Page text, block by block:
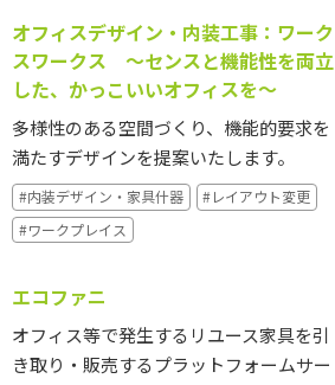
オフィスデザイン・内装工事：ワーク
スワークス 〜センスと機能性を両立
した、かっこいいオフィスを〜
多様性のある空間づくり、機能的要求を
満たすデザインを提案いたします。
#内装デザイン・家具什器
#レイアウト変更
#ワークプレイス
エコファニ
オフィス等で発生するリユース家具を引
き取り・販売するプラットフォームサー